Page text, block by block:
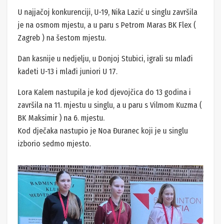
U najjačoj konkurenciji, U-19, Nika Lazić u singlu završila
je na osmom mjestu, a u paru s Petrom Maras BK Flex (
Zagreb ) na šestom mjestu.
Dan kasnije u nedjelju, u Donjoj Stubici, igrali su mlađi
kadeti U-13 i mlađi juniori U 17.
Lora Kalem nastupila je kod djevojčica do 13 godina i
završila na 11. mjestu u singlu, a u paru s Vilmom Kuzma (
BK Maksimir ) na 6. mjestu.
Kod dječaka nastupio je Noa Đuranec koji je u singlu
izborio sedmo mjesto.